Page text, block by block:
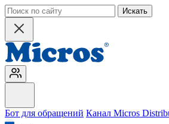
Искать
Бот для обращений Канал Micros